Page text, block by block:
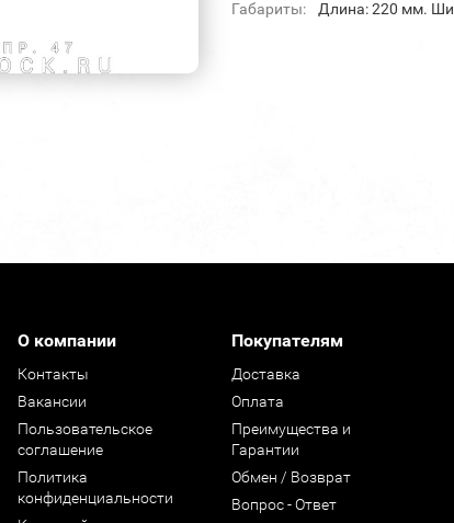
Габариты:
Длина: 220 мм.
О компании
Контакты
Вакансии
Пользовательское
соглашение
Политика
конфиденциальности
Покупателям
Доставка
Оплата
Преимущества и
Гарантии
Обмен / Возврат
Вопрос - Ответ